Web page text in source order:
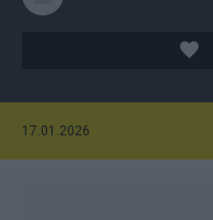
17.01.2026